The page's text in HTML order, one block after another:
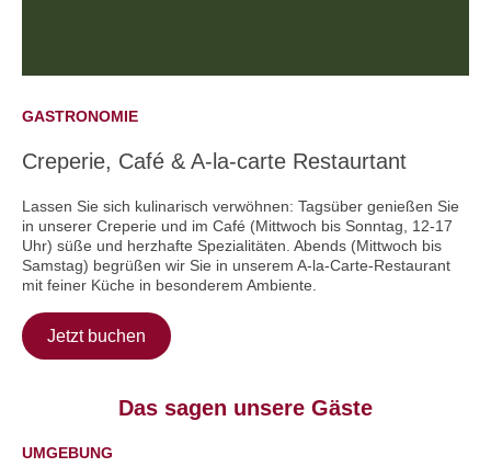
GASTRONOMIE
Creperie, Café & A-la-carte Restaurtant
Lassen Sie sich kulinarisch verwöhnen: Tagsüber genießen Sie
in unserer Creperie und im Café (Mittwoch bis Sonntag, 12-17
Uhr) süße und herzhafte Spezialitäten. Abends (Mittwoch bis
Samstag) begrüßen wir Sie in unserem A-la-Carte-Restaurant
mit feiner Küche in besonderem Ambiente.
Jetzt buchen
Das sagen unsere Gäste
UMGEBUNG